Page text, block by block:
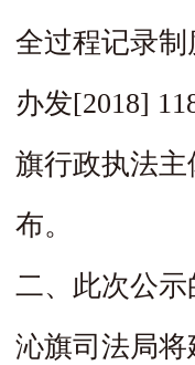
全过程记录
办发[2018]
旗行政执法
布。
二、此次公
沁旗司法局